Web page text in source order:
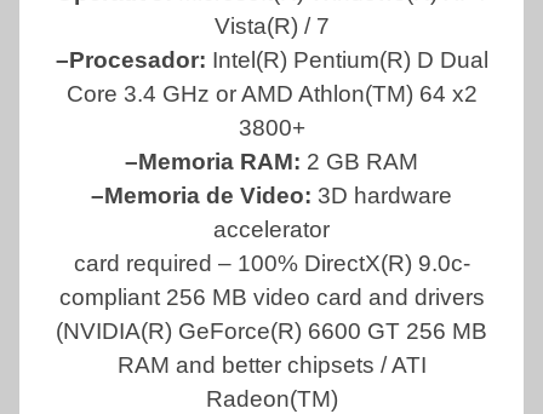
Vista(R) / 7
–Procesador: Intel(R) Pentium(R) D Dual
Core 3.4 GHz or AMD Athlon(TM) 64 x2
3800+
–Memoria RAM: 2 GB RAM
–Memoria de Video: 3D hardware
accelerator
card required – 100% DirectX(R) 9.0c-
compliant 256 MB video card and drivers
(NVIDIA(R) GeForce(R) 6600 GT 256 MB
RAM and better chipsets / ATI
Radeon(TM)